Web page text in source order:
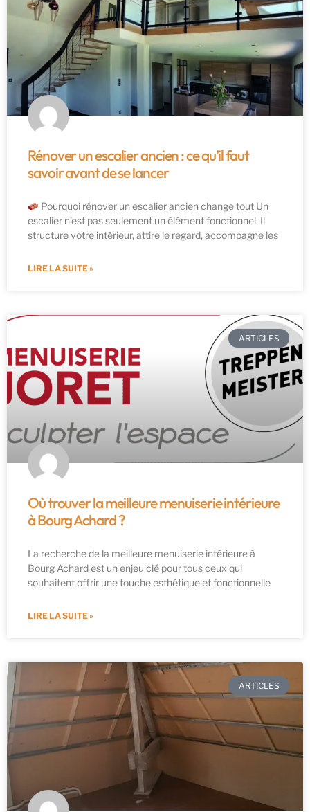
Rénover un escalier ancien : ce qu’il faut
savoir avant de se lancer
Pourquoi rénover un escalier ancien change tout Un
escalier n’est pas seulement un élément fonctionnel. Il
structure votre intérieur, attire le regard, accompagne les
LIRE LA SUITE »
ARTICLES
Où trouver la meilleure menuiserie intérieure
à Bourg Achard ?
La recherche de la meilleure menuiserie intérieure à
Bourg Achard est un enjeu clé pour tous ceux qui
souhaitent offrir une touche esthétique et fonctionnelle
LIRE LA SUITE »
ARTICLES